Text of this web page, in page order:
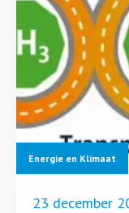
Energie en Klimaat
23 december